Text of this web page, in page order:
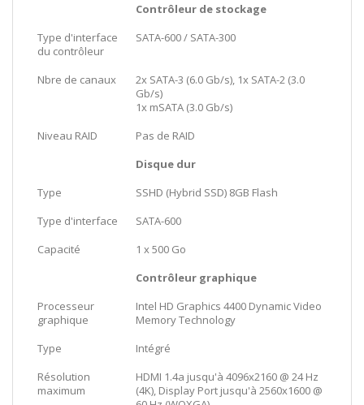
Contrôleur de stockage
Type d'interface
du contrôleur
SATA-600 / SATA-300
Nbre de canaux
2x SATA-3 (6.0 Gb/s), 1x SATA-2 (3.0
Gb/s)
1x mSATA (3.0 Gb/s)
Niveau RAID
Pas de RAID
Disque dur
Type
SSHD (Hybrid SSD) 8GB Flash
Type d'interface
SATA-600
Capacité
1 x 500 Go
Contrôleur graphique
Processeur
graphique
Intel HD Graphics 4400 Dynamic Video
Memory Technology
Type
Intégré
Résolution
maximum
HDMI 1.4a jusqu'à 4096x2160 @ 24 Hz
(4K), Display Port jusqu'à 2560x1600 @